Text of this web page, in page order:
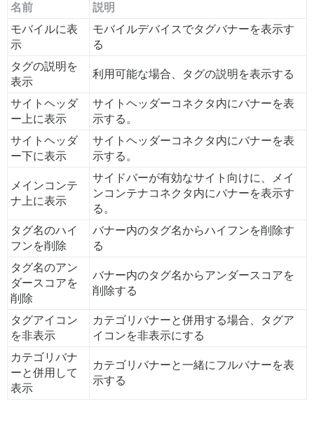
名前
説明
モバイルに表
示
モバイルデバイスでタグバナーを表示す
る
タグの説明を
表示
利用可能な場合、タグの説明を表示する
サイトヘッダ
ー上に表示
サイトヘッダーコネクタ内にバナーを表
示する。
サイトヘッダ
ー下に表示
サイトヘッダーコネクタ内にバナーを表
示する。
メインコンテ
ナ上に表示
サイドバーが有効なサイト向けに、メイ
ンコンテナコネクタ内にバナーを表示す
る。
タグ名のハイ
フンを削除
バナー内のタグ名からハイフンを削除す
る
タグ名のアン
ダースコアを
削除
バナー内のタグ名からアンダースコアを
削除する
タグアイコン
を非表示
カテゴリバナーと併用する場合、タグア
イコンを非表示にする
カテゴリバナ
ーと併用して
表示
カテゴリバナーと一緒にフルバナーを表
示する